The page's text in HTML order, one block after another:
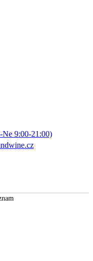
Ne 9:00-21:00)